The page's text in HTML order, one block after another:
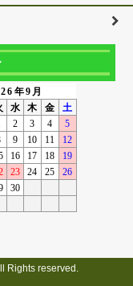
Rights reserved.